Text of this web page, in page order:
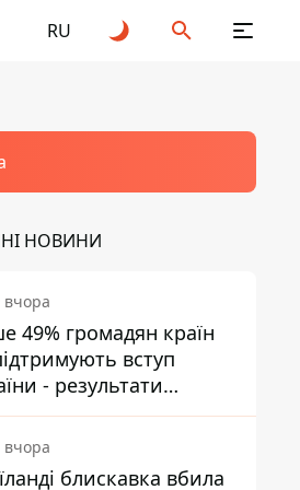
RU
НОВИНИ
вчора
49% громадян країн
вступ
- результати
вчора
блискавка вбила